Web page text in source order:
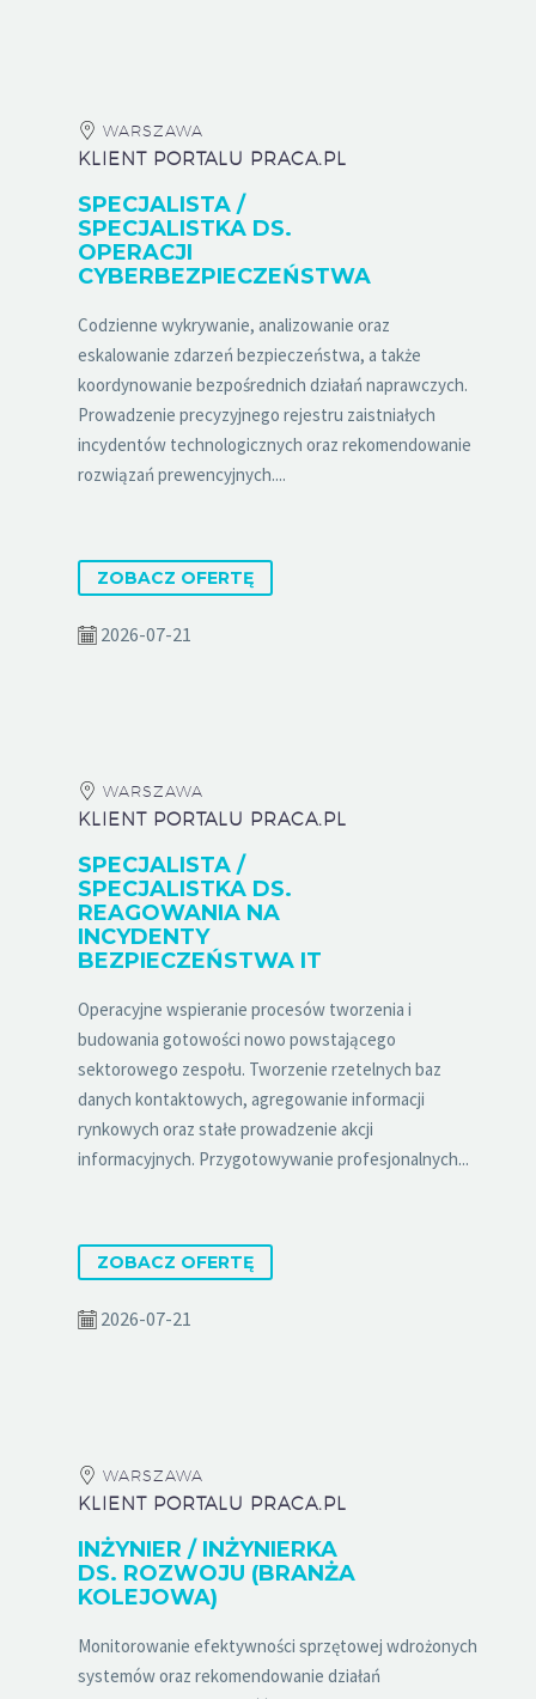
WARSZAWA
KLIENT PORTALU PRACA.PL
SPECJALISTA /
SPECJALISTKA DS.
OPERACJI
CYBERBEZPIECZEŃSTWA
Codzienne wykrywanie, analizowanie oraz
eskalowanie zdarzeń bezpieczeństwa, a także
koordynowanie bezpośrednich działań naprawczych.
Prowadzenie precyzyjnego rejestru zaistniałych
incydentów technologicznych oraz rekomendowanie
rozwiązań prewencyjnych....
ZOBACZ OFERTĘ
2026-07-21
WARSZAWA
KLIENT PORTALU PRACA.PL
SPECJALISTA /
SPECJALISTKA DS.
REAGOWANIA NA
INCYDENTY
BEZPIECZEŃSTWA IT
Operacyjne wspieranie procesów tworzenia i
budowania gotowości nowo powstającego
sektorowego zespołu. Tworzenie rzetelnych baz
danych kontaktowych, agregowanie informacji
rynkowych oraz stałe prowadzenie akcji
informacyjnych. Przygotowywanie profesjonalnych...
ZOBACZ OFERTĘ
2026-07-21
WARSZAWA
KLIENT PORTALU PRACA.PL
INŻYNIER / INŻYNIERKA
DS. ROZWOJU (BRANŻA
KOLEJOWA)
Monitorowanie efektywności sprzętowej wdrożonych
systemów oraz rekomendowanie działań